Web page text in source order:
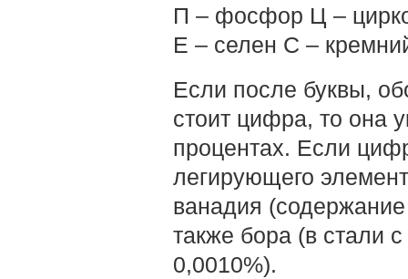
П – фосфор Ц –
Е – селен С –
Если после буквы,
стоит цифра, то она
процентах. Если
легирующего
ванадия
также бора (в стали
0,0010%).